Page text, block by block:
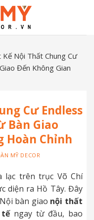
Kế Nội Thất Chung Cư
Đến Không Gian
Cư Endless
Bàn Giao
Hoàn Chỉnh
MỸ DECOR
lạc trên trục Võ Chí
diện ra Hồ Tây. Đây
bàn giao nội thất
ngay từ đầu, bao